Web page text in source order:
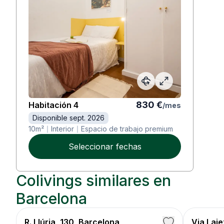
Habitación 4 830 €/mes
Disponible sept. 2026
10m² Interior Espacio de trabajo premium
Seleccionar fechas
Colivings similares en
Barcelona
R. Llúria, 130, Barcelona Via